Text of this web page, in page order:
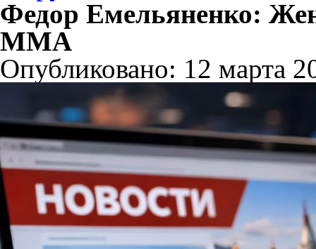
Федор Емельяненко:
ММА
Опубликовано: 12 марта